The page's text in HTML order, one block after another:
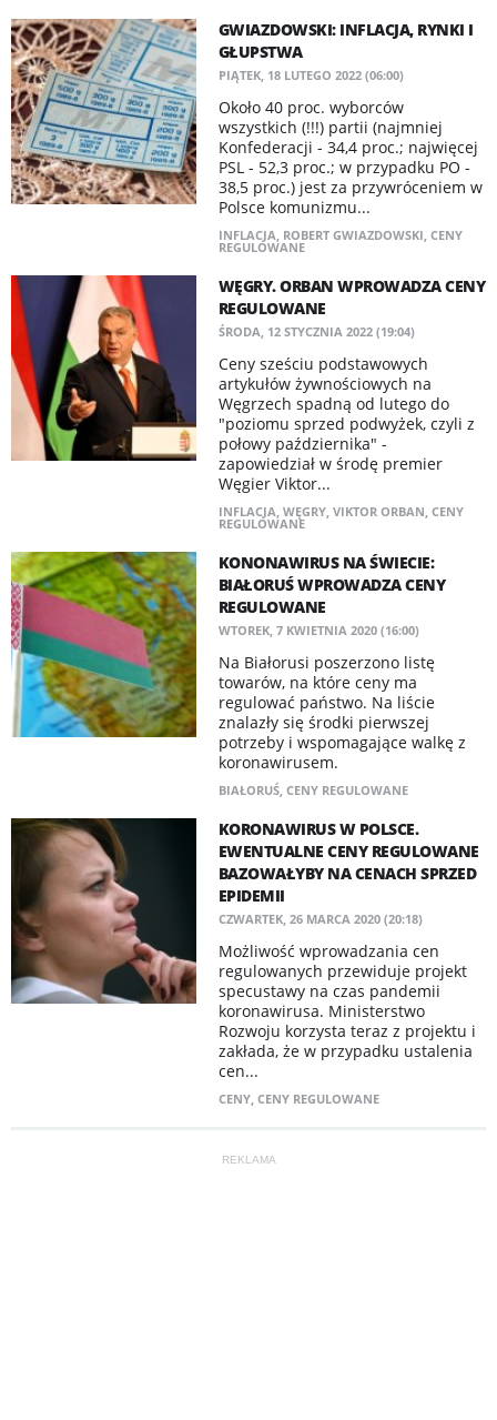
GWIAZDOWSKI: INFLACJA, RYNKI I
GŁUPSTWA
PIĄTEK, 18 LUTEGO 2022 (06:00)
Około 40 proc. wyborców
wszystkich (!!!) partii (najmniej
Konfederacji - 34,4 proc.; najwięcej
PSL - 52,3 proc.; w przypadku PO -
38,5 proc.) jest za przywróceniem w
Polsce komunizmu...
INFLACJA, ROBERT GWIAZDOWSKI, CENY
REGULOWANE
WĘGRY. ORBAN WPROWADZA CENY
REGULOWANE
ŚRODA, 12 STYCZNIA 2022 (19:04)
Ceny sześciu podstawowych
artykułów żywnościowych na
Węgrzech spadną od lutego do
"poziomu sprzed podwyżek, czyli z
połowy października" -
zapowiedział w środę premier
Węgier Viktor...
INFLACJA, WĘGRY, VIKTOR ORBAN, CENY
REGULOWANE
KONONAWIRUS NA ŚWIECIE:
BIAŁORUŚ WPROWADZA CENY
REGULOWANE
WTOREK, 7 KWIETNIA 2020 (16:00)
Na Białorusi poszerzono listę
towarów, na które ceny ma
regulować państwo. Na liście
znalazły się środki pierwszej
potrzeby i wspomagające walkę z
koronawirusem.
BIAŁORUŚ, CENY REGULOWANE
KORONAWIRUS W POLSCE. ​
EWENTUALNE CENY REGULOWANE
BAZOWAŁYBY NA CENACH SPRZED
EPIDEMII
CZWARTEK, 26 MARCA 2020 (20:18)
Możliwość wprowadzania cen
regulowanych przewiduje projekt
specustawy na czas pandemii
koronawirusa. Ministerstwo
Rozwoju korzysta teraz z projektu i
zakłada, że w przypadku ustalenia
cen...
CENY, CENY REGULOWANE
REKLAMA